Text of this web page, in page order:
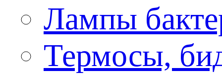
Лампы
Термосы,